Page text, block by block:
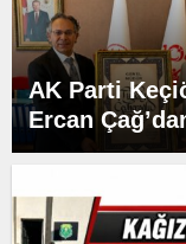
AK Parti
Ercan